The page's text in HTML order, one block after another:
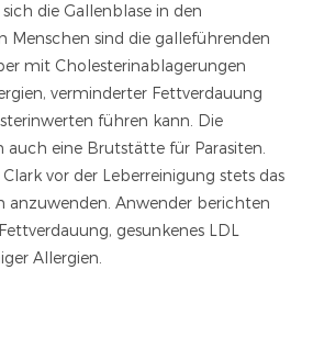
die Gallenblase in den
Menschen sind die galleführenden
mit Cholesterinablagerungen
verminderter Fettverdauung
führen kann. Die
eine Brutstätte für Parasiten.
vor der Leberreinigung stets das
anzuwenden. Anwender berichten
gesunkenes LDL
Allergien.